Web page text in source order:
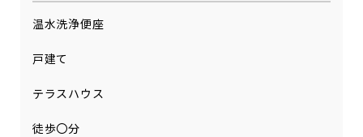
温水洗浄便座
戸建て
テラスハウス
徒歩〇分